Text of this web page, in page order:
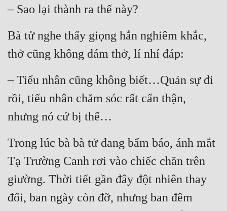
Đông Phương
Đông Phương Huyền Huyễn
Đồng Nhân
Truyện Nữ
– Sao lại thành ra thế này?
Bà tử nghe thấy giọng hắn nghiêm khắc,
thở cũng không dám thở, lí nhí đáp:
– Tiểu nhân cũng không biết…Quản sự đi
rồi, tiểu nhân chăm sóc rất cẩn thận,
nhưng nó cứ bị thế…
Trong lúc bà bà tử đang bẩm báo, ánh mắt
Tạ Trường Canh rơi vào chiếc chăn trên
giường. Thời tiết gần đây đột nhiên thay
đổi, ban ngày còn đỡ, nhưng ban đêm